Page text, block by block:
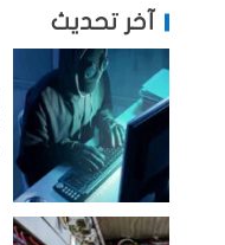
آخر تحديث